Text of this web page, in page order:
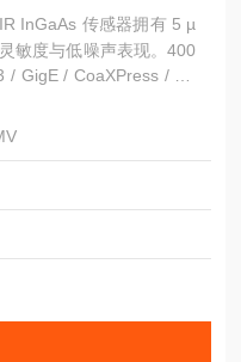
InGaAs 传感器拥有 5 µ
敏度与低噪声表现。400
GigE / CoaXPress / Ca
科学实验成像等场景。